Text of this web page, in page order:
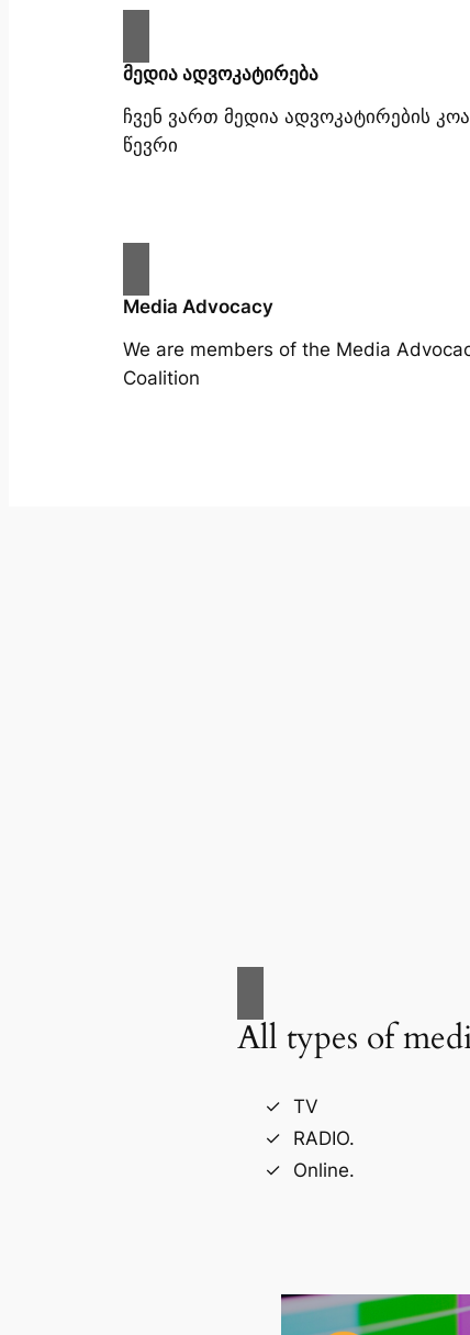
მედია ადვოკატირება
ჩვენ ვართ მედია ადვოკატირების
წევრი
Media Advocacy
We are members of the Media
Coalition
All types of
TV
RADIO.
Online.